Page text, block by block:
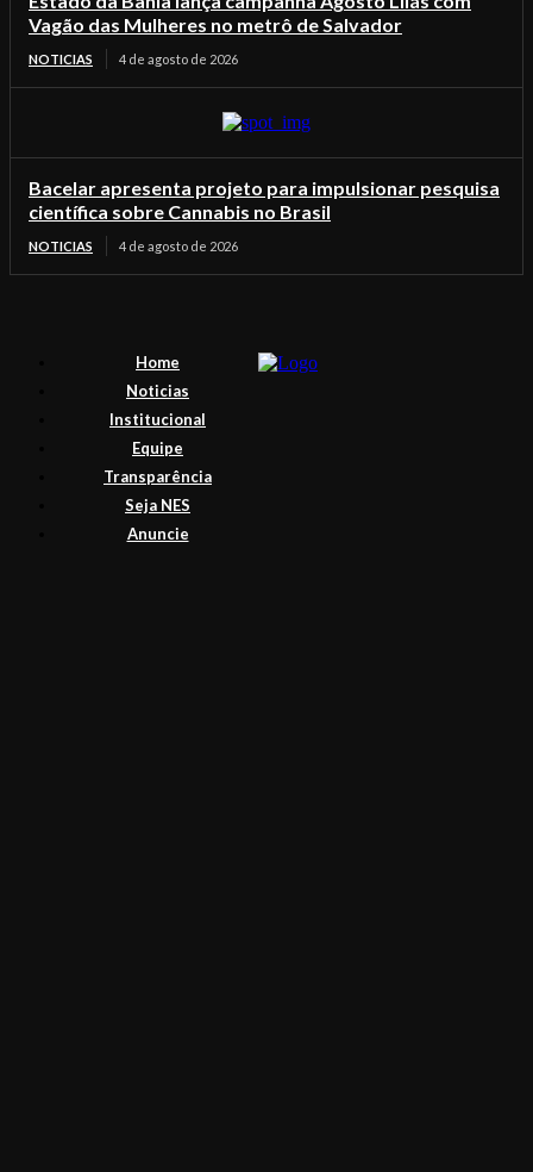
Vagão das Mulheres no metrô de Salvador
NOTICIAS 4 de agosto de 2026
Bacelar apresenta projeto para impulsionar pesquisa
científica sobre Cannabis no Brasil
NOTICIAS 4 de agosto de 2026
Home
Noticias
Institucional
Equipe
Transparência
Seja NES
Anuncie